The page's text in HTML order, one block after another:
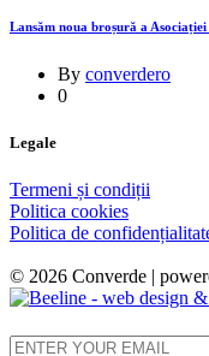
Lansăm noua broșură a
By converdero
0
Legale
Termeni și condiții
Politica cookies
Politica de
© 2026 Converde |